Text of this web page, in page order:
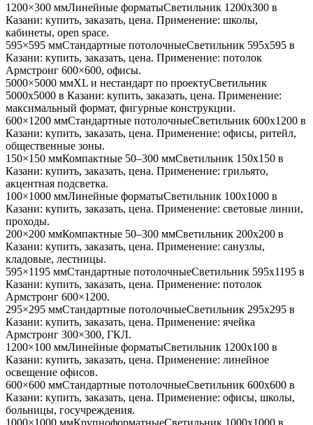
1200×300 ммЛинейные форматыСветильник 1200x300 в
Казани: купить, заказать, цена. Применение: школы,
кабинеты, open space.
595×595 ммСтандартные потолочныеСветильник 595x595 в
Казани: купить, заказать, цена. Применение: потолок
Армстронг 600×600, офисы.
5000×5000 ммXL и нестандарт по проектуСветильник
5000x5000 в Казани: купить, заказать, цена. Применение:
максимальный формат, фигурные конструкции.
600×1200 ммСтандартные потолочныеСветильник 600x1200 в
Казани: купить, заказать, цена. Применение: офисы, ритейл,
общественные зоны.
150×150 ммКомпактные 50–300 ммСветильник 150x150 в
Казани: купить, заказать, цена. Применение: грильято,
акцентная подсветка.
100×1000 ммЛинейные форматыСветильник 100x1000 в
Казани: купить, заказать, цена. Применение: световые линии,
проходы.
200×200 ммКомпактные 50–300 ммСветильник 200x200 в
Казани: купить, заказать, цена. Применение: санузлы,
кладовые, лестницы.
595×1195 ммСтандартные потолочныеСветильник 595x1195 в
Казани: купить, заказать, цена. Применение: потолок
Армстронг 600×1200.
295×295 ммСтандартные потолочныеСветильник 295x295 в
Казани: купить, заказать, цена. Применение: ячейка
Армстронг 300×300, ГКЛ.
1200×100 ммЛинейные форматыСветильник 1200x100 в
Казани: купить, заказать, цена. Применение: линейное
освещение офисов.
600×600 ммСтандартные потолочныеСветильник 600x600 в
Казани: купить, заказать, цена. Применение: офисы, школы,
больницы, госучреждения.
1000×1000 ммКрупноформатныеСветильник 1000x1000 в